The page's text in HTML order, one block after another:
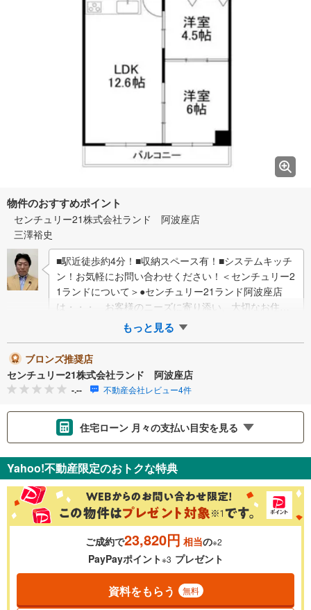
物件のおすすめポイント
センチュリー21株式会社ランド 阿波座店
三澤裕史
■駅近徒歩約4分！■収納スペース有！■システムキッチ
ン！お気軽にお問い合わせください！＜センチュリー2
1ランドについて＞●センチュリー21ランド阿波座店
は・・・ お客様のニーズに寄り添い、大切なお住ま
いのご購入に最後まで伴走いたし…
もっと見る
ブロンズ推奨店
センチュリー21株式会社ランド 阿波座店
-.-- 不動産会社レビュー4件
住宅ローン 月々の支払い目安を見る
金利 ％
0.01%
Yahoo!不動産限定のおトクな特典
ご成約で23,820円 相当の※2
PayPayポイント※3 プレゼント
資料をもらう 無料